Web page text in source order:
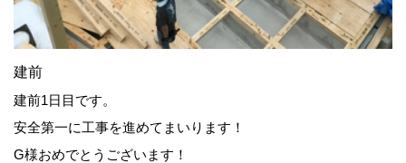
建前
建前1日目です。
安全第一に工事を進めてまいります！
G様おめでとうございます！